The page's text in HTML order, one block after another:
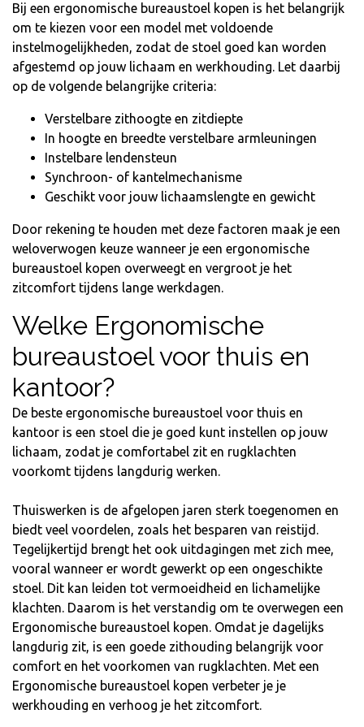
Bij een ergonomische bureaustoel kopen is het belangrijk
om te kiezen voor een model met voldoende
instelmogelijkheden, zodat de stoel goed kan worden
afgestemd op jouw lichaam en werkhouding. Let daarbij
op de volgende belangrijke criteria:
Verstelbare zithoogte en zitdiepte
In hoogte en breedte verstelbare armleuningen
Instelbare lendensteun
Synchroon- of kantelmechanisme
Geschikt voor jouw lichaamslengte en gewicht
Door rekening te houden met deze factoren maak je een
weloverwogen keuze wanneer je een ergonomische
bureaustoel kopen overweegt en vergroot je het
zitcomfort tijdens lange werkdagen.
Welke Ergonomische
bureaustoel voor thuis en
kantoor?
De beste ergonomische bureaustoel voor thuis en
kantoor is een stoel die je goed kunt instellen op jouw
lichaam, zodat je comfortabel zit en rugklachten
voorkomt tijdens langdurig werken.
Thuiswerken is de afgelopen jaren sterk toegenomen en
biedt veel voordelen, zoals het besparen van reistijd.
Tegelijkertijd brengt het ook uitdagingen met zich mee,
vooral wanneer er wordt gewerkt op een ongeschikte
stoel. Dit kan leiden tot vermoeidheid en lichamelijke
klachten. Daarom is het verstandig om te overwegen een
Ergonomische bureaustoel kopen. Omdat je dagelijks
langdurig zit, is een goede zithouding belangrijk voor
comfort en het voorkomen van rugklachten. Met een
Ergonomische bureaustoel kopen verbeter je je
werkhouding en verhoog je het zitcomfort.